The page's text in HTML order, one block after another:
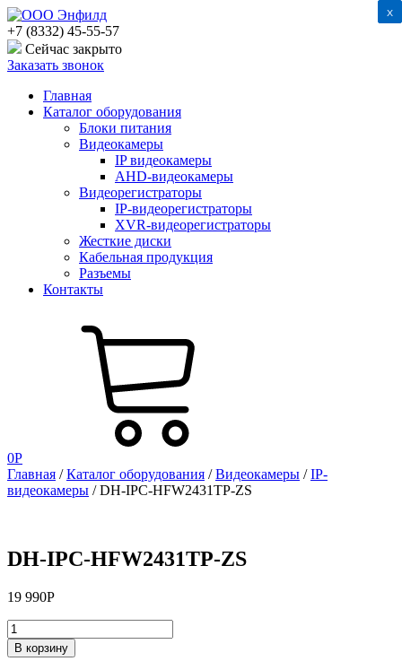
+7 (8332) 45-55-57
Сейчас закрыто
Заказать звонок
Главная
Каталог оборудования
Блоки питания
Видеокамеры
IP видеокамеры
AHD-видеокамеры
Видеорегистраторы
IP-видеорегистраторы
XVR-видеорегистраторы
Жесткие диски
Кабельная продукция
Разъемы
Контакты
0Р
Главная /Каталог оборудования /Видеокамеры /IP-
видеокамеры / DH-IPC-HFW2431TP-ZS
DH-IPC-HFW2431TP-ZS
19 990Р
DH-
IPC-
В корзину
x
x